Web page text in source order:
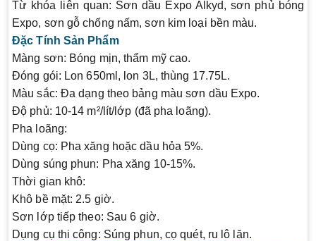
Từ khóa liên quan: Sơn dầu Expo Alkyd, sơn phủ bóng
Expo, sơn gỗ chống nấm, sơn kim loại bền màu.
Đặc Tính Sản Phẩm
Màng sơn: Bóng mịn, thẩm mỹ cao.
Đóng gói: Lon 650ml, lon 3L, thùng 17.75L.
Màu sắc: Đa dạng theo bảng màu sơn dầu Expo.
Độ phủ: 10-14 m²/lít/lớp (đã pha loãng).
Pha loãng:
Dùng cọ: Pha xăng hoặc dầu hỏa 5%.
Dùng súng phun: Pha xăng 10-15%.
Thời gian khô:
Khô bề mặt: 2.5 giờ.
Sơn lớp tiếp theo: Sau 6 giờ.
Dụng cụ thi công: Súng phun, cọ quét, ru lô lăn.